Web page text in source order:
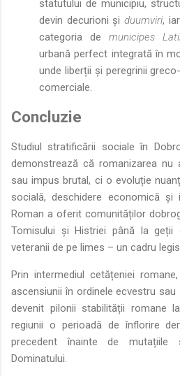
statutului de municipiu,
devin decurioni și duumviri,
categoria de municipes
urbană perfect integrată în
unde liberții și peregrinii
comerciale.
Concluzie
Studiul stratificării sociale în
demonstrează că romanizarea
sau impus brutal, ci o evoluție
socială, deschidere economică și
Roman a oferit comunităților
Tomisului și Histriei până la geții
veteranii de pe limes – un cadru
Prin intermediul cetățeniei
ascensiunii în ordinele ecvestru
devenit pilonii stabilității romane
regiunii o perioadă de înflorire
precedent înainte de mutațiile
Dominatului.